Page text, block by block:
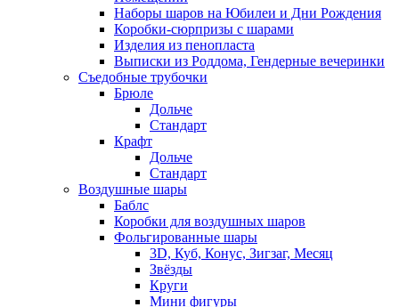
Наборы шаров на Юбилеи и Дни Рождения
Коробки-сюрпризы с шарами
Изделия из пенопласта
Выписки из Роддома, Гендерные вечеринки
Съедобные трубочки
Брюле
Дольче
Стандарт
Крафт
Дольче
Стандарт
Воздушные шары
Баблс
Коробки для воздушных шаров
Фольгированные шары
3D, Куб, Конус, Зигзаг, Месяц
Звёзды
Круги
Мини фигуры